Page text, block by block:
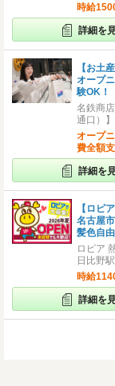
時給
詳細を
【お土
オープ
験OK！
名鉄商
通口）
オープ
費全額
詳細を
【ロピ
名古屋
髪色自
ロピア
日比野
時給
詳細を